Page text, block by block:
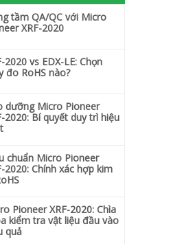
tầm QA/QC với Micro
XRF-2020
2020 vs EDX-LE: Chọn
đo RoHS nào?
dưỡng Micro Pioneer
2020: Bí quyết duy trì hiệu
chuẩn Micro Pioneer
2020: Chính xác hợp kim
Pioneer XRF-2020: Chìa
kiểm tra vật liệu đầu vào
quả